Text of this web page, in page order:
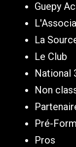
Guepy
La
Le Club
National
Non
Pré-
Pros